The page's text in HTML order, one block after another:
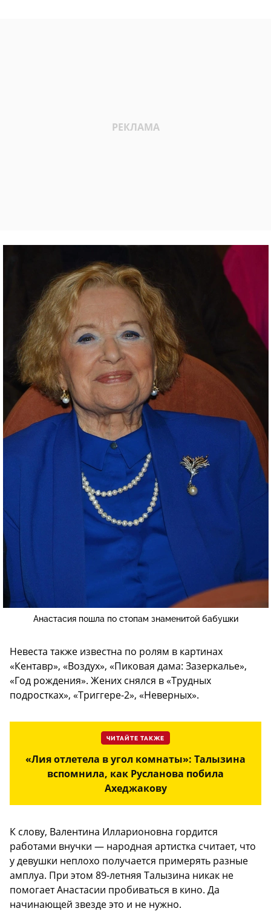
Анастасия пошла по стопам знаменитой бабушки
Невеста также известна по ролям в картинах
«Кентавр», «Воздух», «Пиковая дама: Зазеркалье»,
«Год рождения». Жених снялся в «Трудных
подростках», «Триггере-2», «Неверных».
ЧИТАЙТЕ ТАКЖЕ
«Лия отлетела в угол комнаты»: Талызина
вспомнила, как Русланова побила
Ахеджакову
К слову, Валентина Илларионовна гордится
работами внучки — народная артистка считает, что
у девушки неплохо получается примерять разные
амплуа. При этом 89-летняя Талызина никак не
помогает Анастасии пробиваться в кино. Да
начинающей звезде это и не нужно.